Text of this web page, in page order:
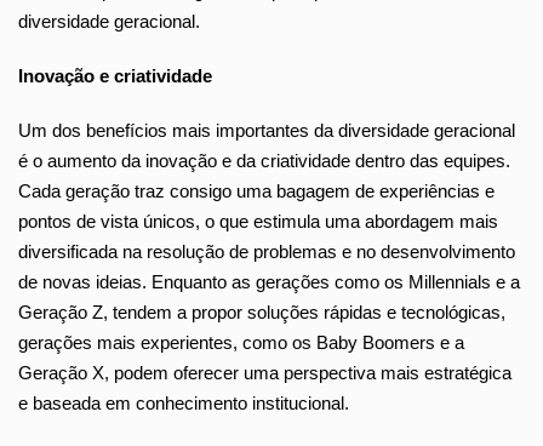
diversidade geracional.
Inovação e criatividade
Um dos benefícios mais importantes da diversidade geracional
é o aumento da inovação e da criatividade dentro das equipes.
Cada geração traz consigo uma bagagem de experiências e
pontos de vista únicos, o que estimula uma abordagem mais
diversificada na resolução de problemas e no desenvolvimento
de novas ideias. Enquanto as gerações como os Millennials e a
Geração Z, tendem a propor soluções rápidas e tecnológicas,
gerações mais experientes, como os Baby Boomers e a
Geração X, podem oferecer uma perspectiva mais estratégica
e baseada em conhecimento institucional.